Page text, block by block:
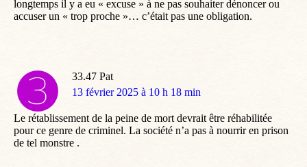
longtemps il y a eu « excuse » à ne pas souhaiter dénoncer ou
accuser un « trop proche »… c’était pas une obligation.
33.47 Pat
dit
13 février 2025 à 10 h 18 min
Le rétablissement de la peine de mort devrait être réhabilitée
pour ce genre de criminel. La société n’a pas à nourrir en prison
de tel monstre .